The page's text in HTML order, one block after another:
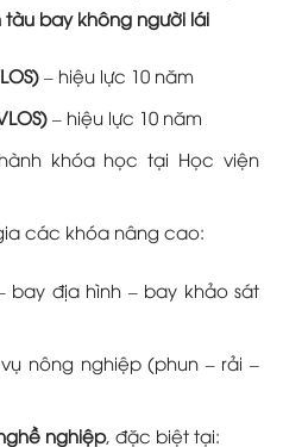
bay không người lái
– hiệu lực 10 năm
– hiệu lực 10 năm
khóa học tại Học viện
các khóa nâng cao:
bay địa hình – bay khảo sát
nông nghiệp (phun – rải –
nghiệp, đặc biệt tại: